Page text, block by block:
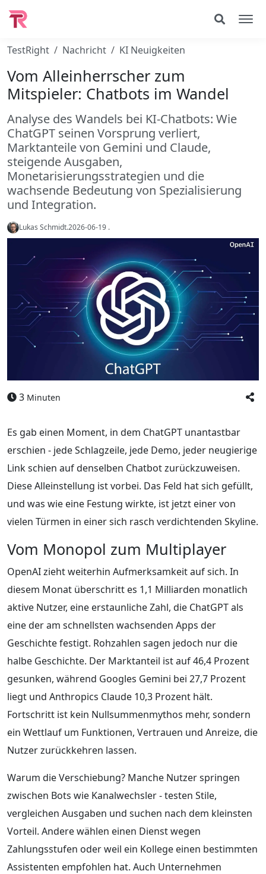
TestRight Nachricht KI Neuigkeiten
Vom Alleinherrscher zum
Mitspieler: Chatbots im Wandel
Analyse des Wandels bei KI-Chatbots: Wie
ChatGPT seinen Vorsprung verliert,
Marktanteile von Gemini und Claude,
steigende Ausgaben,
Monetarisierungsstrategien und die
wachsende Bedeutung von Spezialisierung
und Integration.
Lukas Schmidt.2026-06-19 .
3 Minuten
Es gab einen Moment, in dem ChatGPT unantastbar
erschien - jede Schlagzeile, jede Demo, jeder neugierige
Link schien auf denselben Chatbot zurückzuweisen.
Diese Alleinstellung ist vorbei. Das Feld hat sich gefüllt,
und was wie eine Festung wirkte, ist jetzt einer von
vielen Türmen in einer sich rasch verdichtenden Skyline.
Vom Monopol zum Multiplayer
OpenAI zieht weiterhin Aufmerksamkeit auf sich. In
diesem Monat überschritt es 1,1 Milliarden monatlich
aktive Nutzer, eine erstaunliche Zahl, die ChatGPT als
eine der am schnellsten wachsenden Apps der
Geschichte festigt. Rohzahlen sagen jedoch nur die
halbe Geschichte. Der Marktanteil ist auf 46,4 Prozent
gesunken, während Googles Gemini bei 27,7 Prozent
liegt und Anthropics Claude 10,3 Prozent hält.
Fortschritt ist kein Nullsummenmythos mehr, sondern
ein Wettlauf um Funktionen, Vertrauen und Anreize, die
Nutzer zurückkehren lassen.
Warum die Verschiebung? Manche Nutzer springen
zwischen Bots wie Kanalwechsler - testen Stile,
vergleichen Ausgaben und suchen nach dem kleinsten
Vorteil. Andere wählen einen Dienst wegen
Zahlungsstufen oder weil ein Kollege einen bestimmten
Assistenten empfohlen hat. Auch Unternehmen